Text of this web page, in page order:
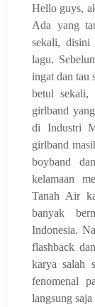
Hello guys,
Ada yang
sekali, disini
lagu.
ingat dan tau
betul sekali,
girlband
di Industri
girlband
boyband
kelamaan
Tanah Air
banyak
Indonesia.
flashback
karya salah
fenomenal
langsung saja